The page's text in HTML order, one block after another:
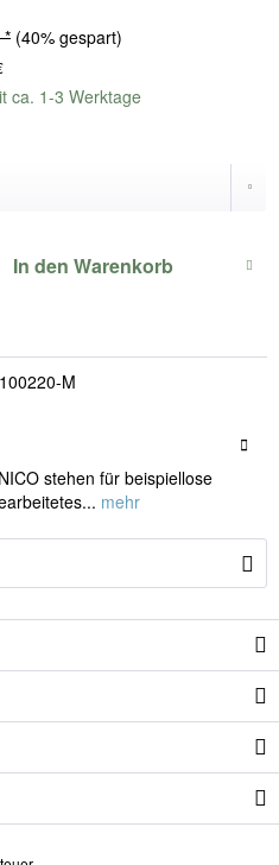
* (40% gespart)
ca. 1-3 Werktage
In den Warenkorb
M
stehen für beispiellose
mehr